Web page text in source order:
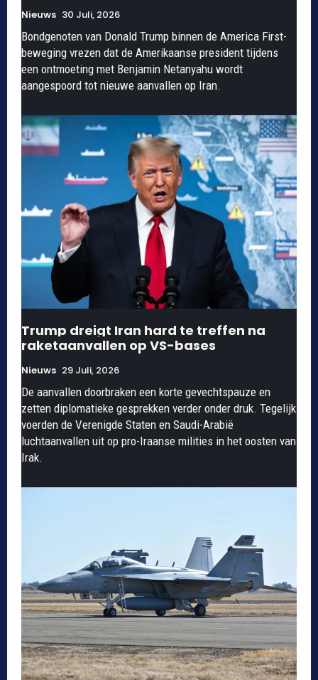
Nieuws 30 Juli, 2026
Bondgenoten van Donald Trump binnen de America First-
beweging vrezen dat de Amerikaanse president tijdens
een ontmoeting met Benjamin Netanyahu wordt
aangespoord tot nieuwe aanvallen op Iran.
Trump dreigt Iran hard te treffen na
raketaanvallen op VS-bases
Nieuws 29 Juli, 2026
De aanvallen doorbraken een korte gevechtspauze en
zetten diplomatieke gesprekken verder onder druk. Tegelijk
voerden de Verenigde Staten en Saudi-Arabië
luchtaanvallen uit op pro-Iraanse milities in het oosten van
Irak.